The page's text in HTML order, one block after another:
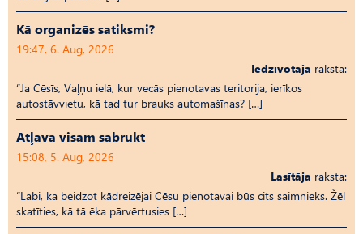
Kā organizēs satiksmi?
19:47, 6. Aug, 2026
Iedzīvotāja raksta:
“Ja Cēsīs, Vaļņu ielā, kur vecās pienotavas teritorija, ierīkos
autostāvvietu, kā tad tur brauks automašīnas? […]
Atļāva visam sabrukt
15:08, 5. Aug, 2026
Lasītāja raksta:
“Labi, ka beidzot kādreizējai Cēsu pienotavai būs cits saimnieks. Žēl
skatīties, kā tā ēka pārvērtusies […]